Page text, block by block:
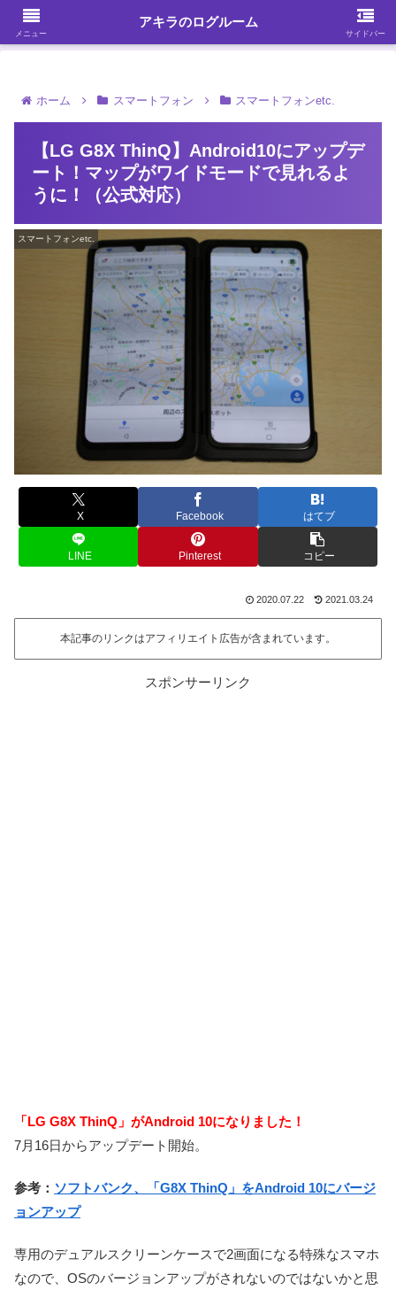
ガジェット・スマホ・パソコンを中心に何かを発見する
ホーム スマートフォン スマートフォンetc.
【LG G8X ThinQ】Android10にアップデ
ート！マップがワイドモードで見れるよ
うに！（公式対応）
スマートフォンetc.
X Facebook はてブ
LINE Pinterest コピー
2020.07.22 2021.03.24
本記事のリンクはアフィリエイト広告が含まれています。
スポンサーリンク
「LG G8X ThinQ」がAndroid 10になりました！
7月16日からアップデート開始。
参考： ソフトバンク、「G8X ThinQ」をAndroid 10にバージ
ョンアップ
専用のデュアルスクリーンケースで2画面になる特殊なスマホ
なので、OSのバージョンアップがされないのではないかと思
メニュー
アキラのログルーム
サイドバー